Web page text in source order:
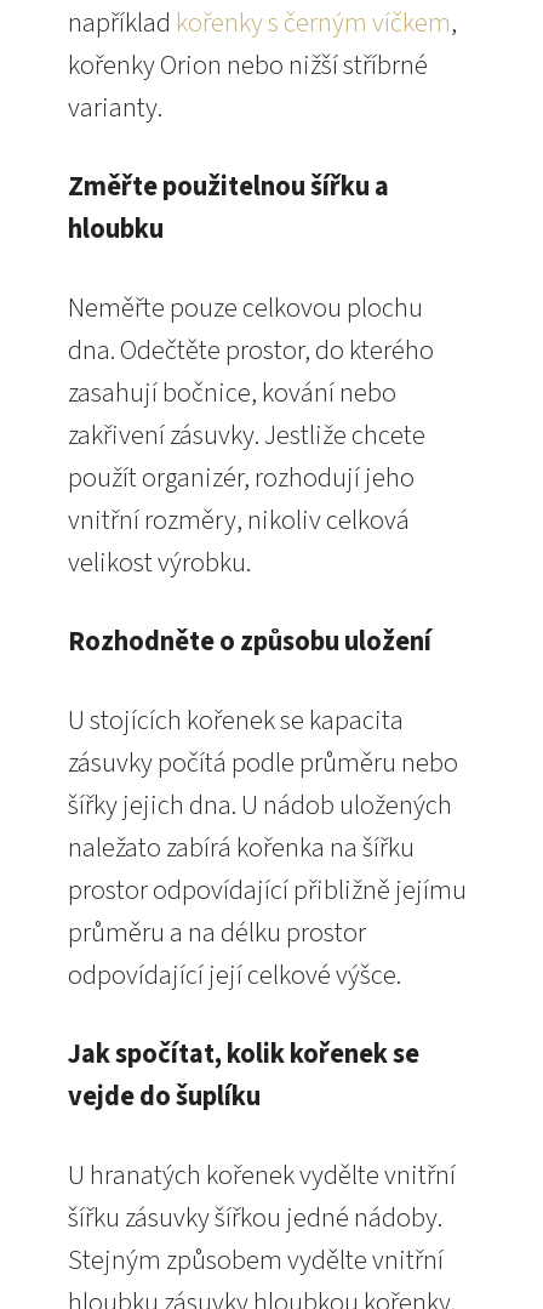
například kořenky s černým víčkem,
kořenky Orion nebo nižší stříbrné
varianty.
Změřte použitelnou šířku a
hloubku
Neměřte pouze celkovou plochu
dna. Odečtěte prostor, do kterého
zasahují bočnice, kování nebo
zakřivení zásuvky. Jestliže chcete
použít organizér, rozhodují jeho
vnitřní rozměry, nikoliv celková
velikost výrobku.
Rozhodněte o způsobu uložení
U stojících kořenek se kapacita
zásuvky počítá podle průměru nebo
šířky jejich dna. U nádob uložených
naležato zabírá kořenka na šířku
prostor odpovídající přibližně jejímu
průměru a na délku prostor
odpovídající její celkové výšce.
Jak spočítat, kolik kořenek se
vejde do šuplíku
U hranatých kořenek vydělte vnitřní
šířku zásuvky šířkou jedné nádoby.
Stejným způsobem vydělte vnitřní